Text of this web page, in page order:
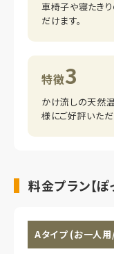
車椅子や寝たき
だけます。
特徴3
かけ流しの天然
様にご好評いただ
料金プラン【
Aタイプ (お一人